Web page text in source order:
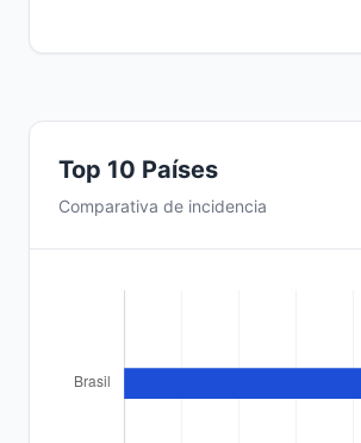
Top 10 Países
Comparativa de incidencia